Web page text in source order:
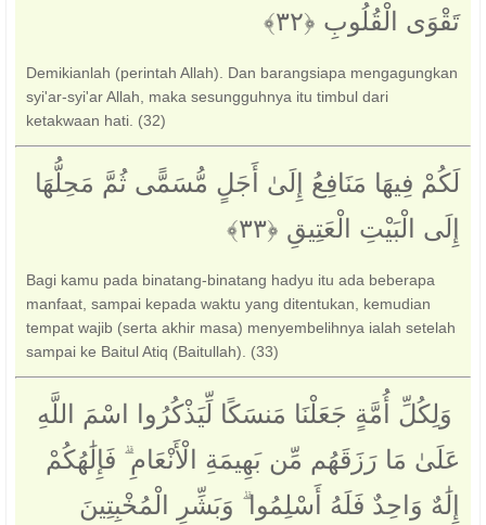
تَقْوَى الْقُلُوبِ ‎﴿٣٢﴾‏
Demikianlah (perintah Allah). Dan barangsiapa mengagungkan
syi'ar-syi'ar Allah, maka sesungguhnya itu timbul dari
ketakwaan hati. (32)
لَكُمْ فِيهَا مَنَافِعُ إِلَىٰ أَجَلٍ مُّسَمًّى ثُمَّ مَحِلُّهَا
إِلَى الْبَيْتِ الْعَتِيقِ ‎﴿٣٣﴾
Bagi kamu pada binatang-binatang hadyu itu ada beberapa
manfaat, sampai kepada waktu yang ditentukan, kemudian
tempat wajib (serta akhir masa) menyembelihnya ialah setelah
sampai ke Baitul Atiq (Baitullah). (33)
‏ وَلِكُلِّ أُمَّةٍ جَعَلْنَا مَنسَكًا لِّيَذْكُرُوا اسْمَ اللَّهِ
عَلَىٰ مَا رَزَقَهُم مِّن بَهِيمَةِ الْأَنْعَامِ ۗ فَإِلَٰهُكُمْ
إِلَٰهٌ وَاحِدٌ فَلَهُ أَسْلِمُوا ۗ وَبَشِّرِ الْمُخْبِتِينَ